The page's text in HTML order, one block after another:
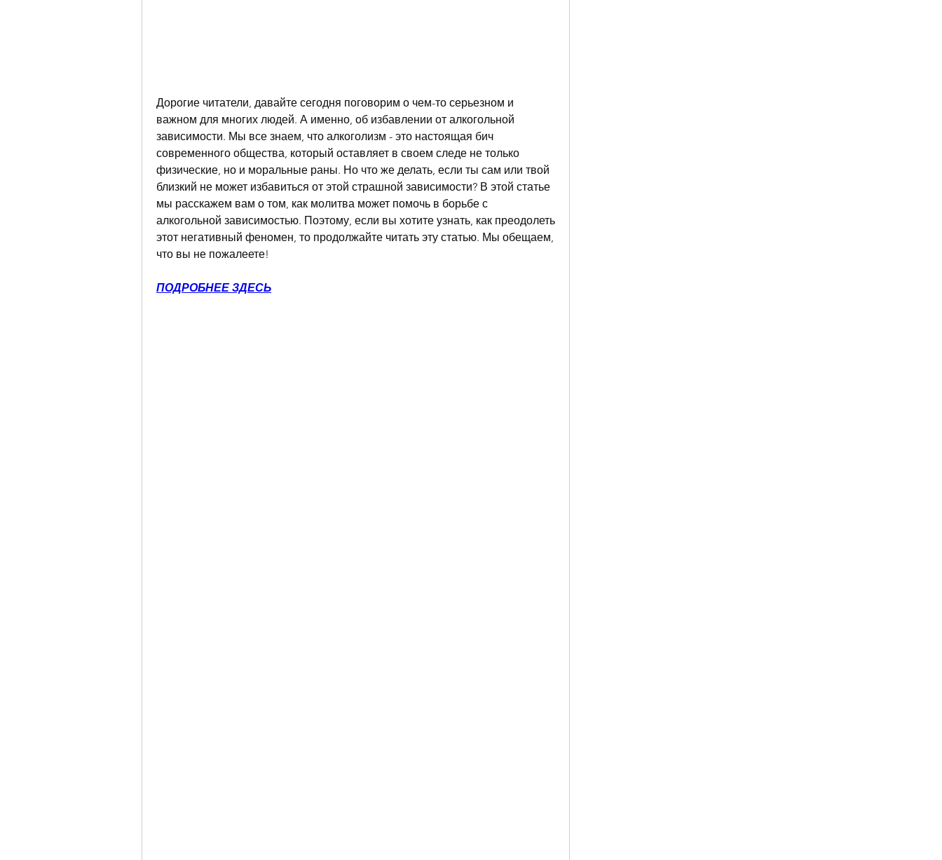
Дорогие читатели, давайте сегодня поговорим о чем-то серьезном и
важном для многих людей. А именно, об избавлении от алкогольной
зависимости. Мы все знаем, что алкоголизм - это настоящая бич
современного общества, который оставляет в своем следе не только
физические, но и моральные раны. Но что же делать, если ты сам или твой
близкий не может избавиться от этой страшной зависимости? В этой статье
мы расскажем вам о том, как молитва может помочь в борьбе с
алкогольной зависимостью. Поэтому, если вы хотите узнать, как преодолеть
этот негативный феномен, то продолжайте читать эту статью. Мы обещаем,
что вы не пожалеете!
ПОДРОБНЕЕ ЗДЕСЬ